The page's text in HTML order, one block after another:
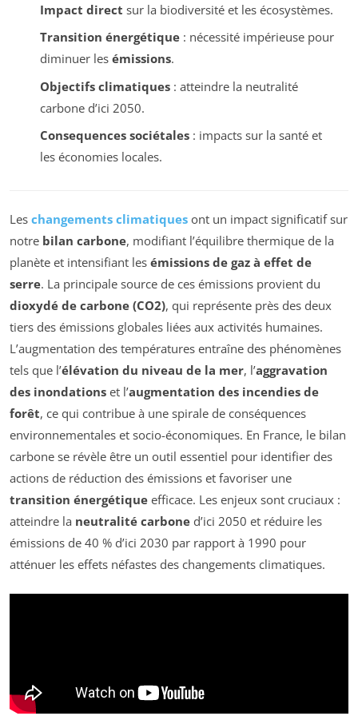
Impact direct sur la biodiversité et les écosystèmes.
Transition énergétique: nécessité impérieuse pour
diminuer les émissions.
Objectifs climatiques: atteindre la neutralité
carbone d’ici 2050.
Consequences sociétales: impacts sur la santé et
les économies locales.
Les changements climatiques ont un impact significatif sur
notre bilan carbone, modifiant l’équilibre thermique de la
planète et intensifiant les émissions de gaz à effet de
serre. La principale source de ces émissions provient du
dioxydé de carbone (CO2), qui représente près des deux
tiers des émissions globales liées aux activités humaines.
L’augmentation des températures entraîne des phénomènes
tels que l’élévation du niveau de la mer, l’aggravation
des inondations et l’augmentation des incendies de
forêt, ce qui contribue à une spirale de conséquences
environnementales et socio-économiques. En France, le bilan
carbone se révèle être un outil essentiel pour identifier des
actions de réduction des émissions et favoriser une
transition énergétique efficace. Les enjeux sont cruciaux :
atteindre la neutralité carbone d’ici 2050 et réduire les
émissions de 40 % d’ici 2030 par rapport à 1990 pour
atténuer les effets néfastes des changements climatiques.